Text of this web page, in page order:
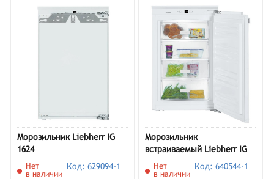
Морозильник Liebherr IG
1624
Нет
в наличии
Код: 629094-1
Морозильник
встраиваемый Liebherr IG
1624-21 003
Нет
в наличии
Код: 640544-1